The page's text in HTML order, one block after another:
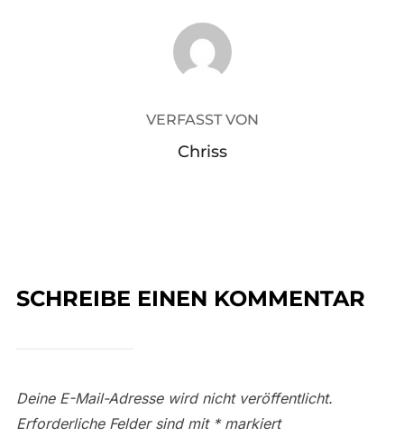
BEITRAGSAUTOR
VERFASST VON
Chriss
SCHREIBE EINEN KOMMENTAR
Deine E-Mail-Adresse wird nicht veröffentlicht.
Erforderliche Felder sind mit *markiert